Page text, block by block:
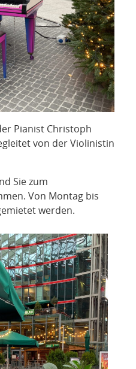
Pianist Christoph
von der Violinistin
Sie zum
Von Montag bis
werden.